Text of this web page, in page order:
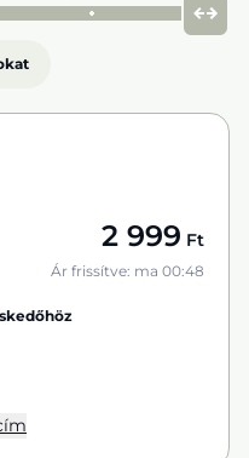
2 999 Ft
Ár frissítve: ma 00:48